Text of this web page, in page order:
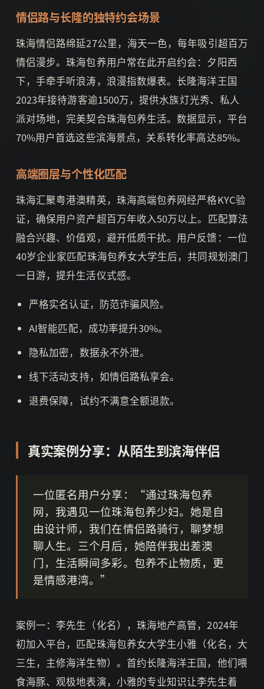
情侣路与长隆的独特约会场景
珠海情侣路绵延27公里，海天一色，每年吸引超百万
情侣漫步。珠海包养用户常在此开启约会：夕阳西
下，手牵手听浪涛，浪漫指数爆表。长隆海洋王国
2023年接待游客逾1500万，提供水族灯光秀、私人
派对场地，完美契合珠海包养生活。数据显示，平台
70%用户首选这些滨海景点，关系转化率高达85%。
高端圈层与个性化匹配
珠海汇聚粤港澳精英，珠海高端包养网经严格KYC验
证，确保用户资产超百万年收入50万以上。匹配算法
融合兴趣、价值观，避开低质干扰。用户反馈：一位
40岁企业家匹配珠海包养女大学生后，共同规划澳门
一日游，提升生活仪式感。
严格实名认证，防范诈骗风险。
AI智能匹配，成功率提升30%。
隐私加密，数据永不外泄。
线下活动支持，如情侣路私享会。
退费保障，试约不满意全额退款。
真实案例分享：从陌生到滨海伴侣
一位匿名用户分享：“通过珠海包养
网，我遇见一位珠海包养少妇。她是自
由设计师，我们在情侣路骑行，聊梦想
聊人生。三个月后，她陪伴我出差澳
门，生活瞬间多彩。包养不止物质，更
是情感港湾。”
案例一：李先生（化名），珠海地产高管，2024年
初加入平台，匹配珠海包养女大学生小雅（化名，大
三生，主修海洋生物）。首约长隆海洋王国，他们喂
食海豚、观极地表演，小雅的专业知识让李先生着